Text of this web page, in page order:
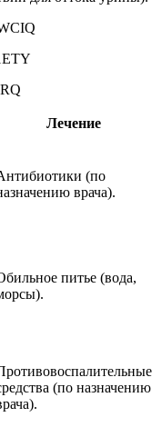
Лечение
(по
врача).
питье (вода,
(по назначению